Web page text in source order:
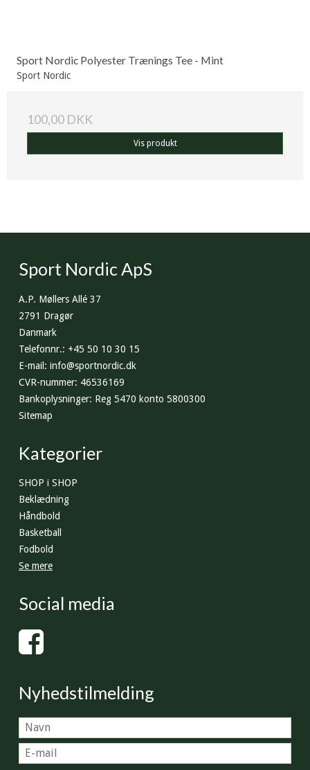
Sport Nordic Polyester Trænings Tee - Mint
Sport Nordic
100,00 DKK
Vis produkt
Sport Nordic ApS
A.P. Møllers Allé 37
2791 Dragør
Danmark
Telefonnr.: +45 50 10 30 15
E-mail : info@sportnordic.dk
CVR-nummer: 46536169
Bankoplysninger: Reg 5470 konto 5800300
Sitemap
Kategorier
SHOP i SHOP
Beklædning
Håndbold
Basketball
Fodbold
Se mere
Social media
Nyhedstilmelding